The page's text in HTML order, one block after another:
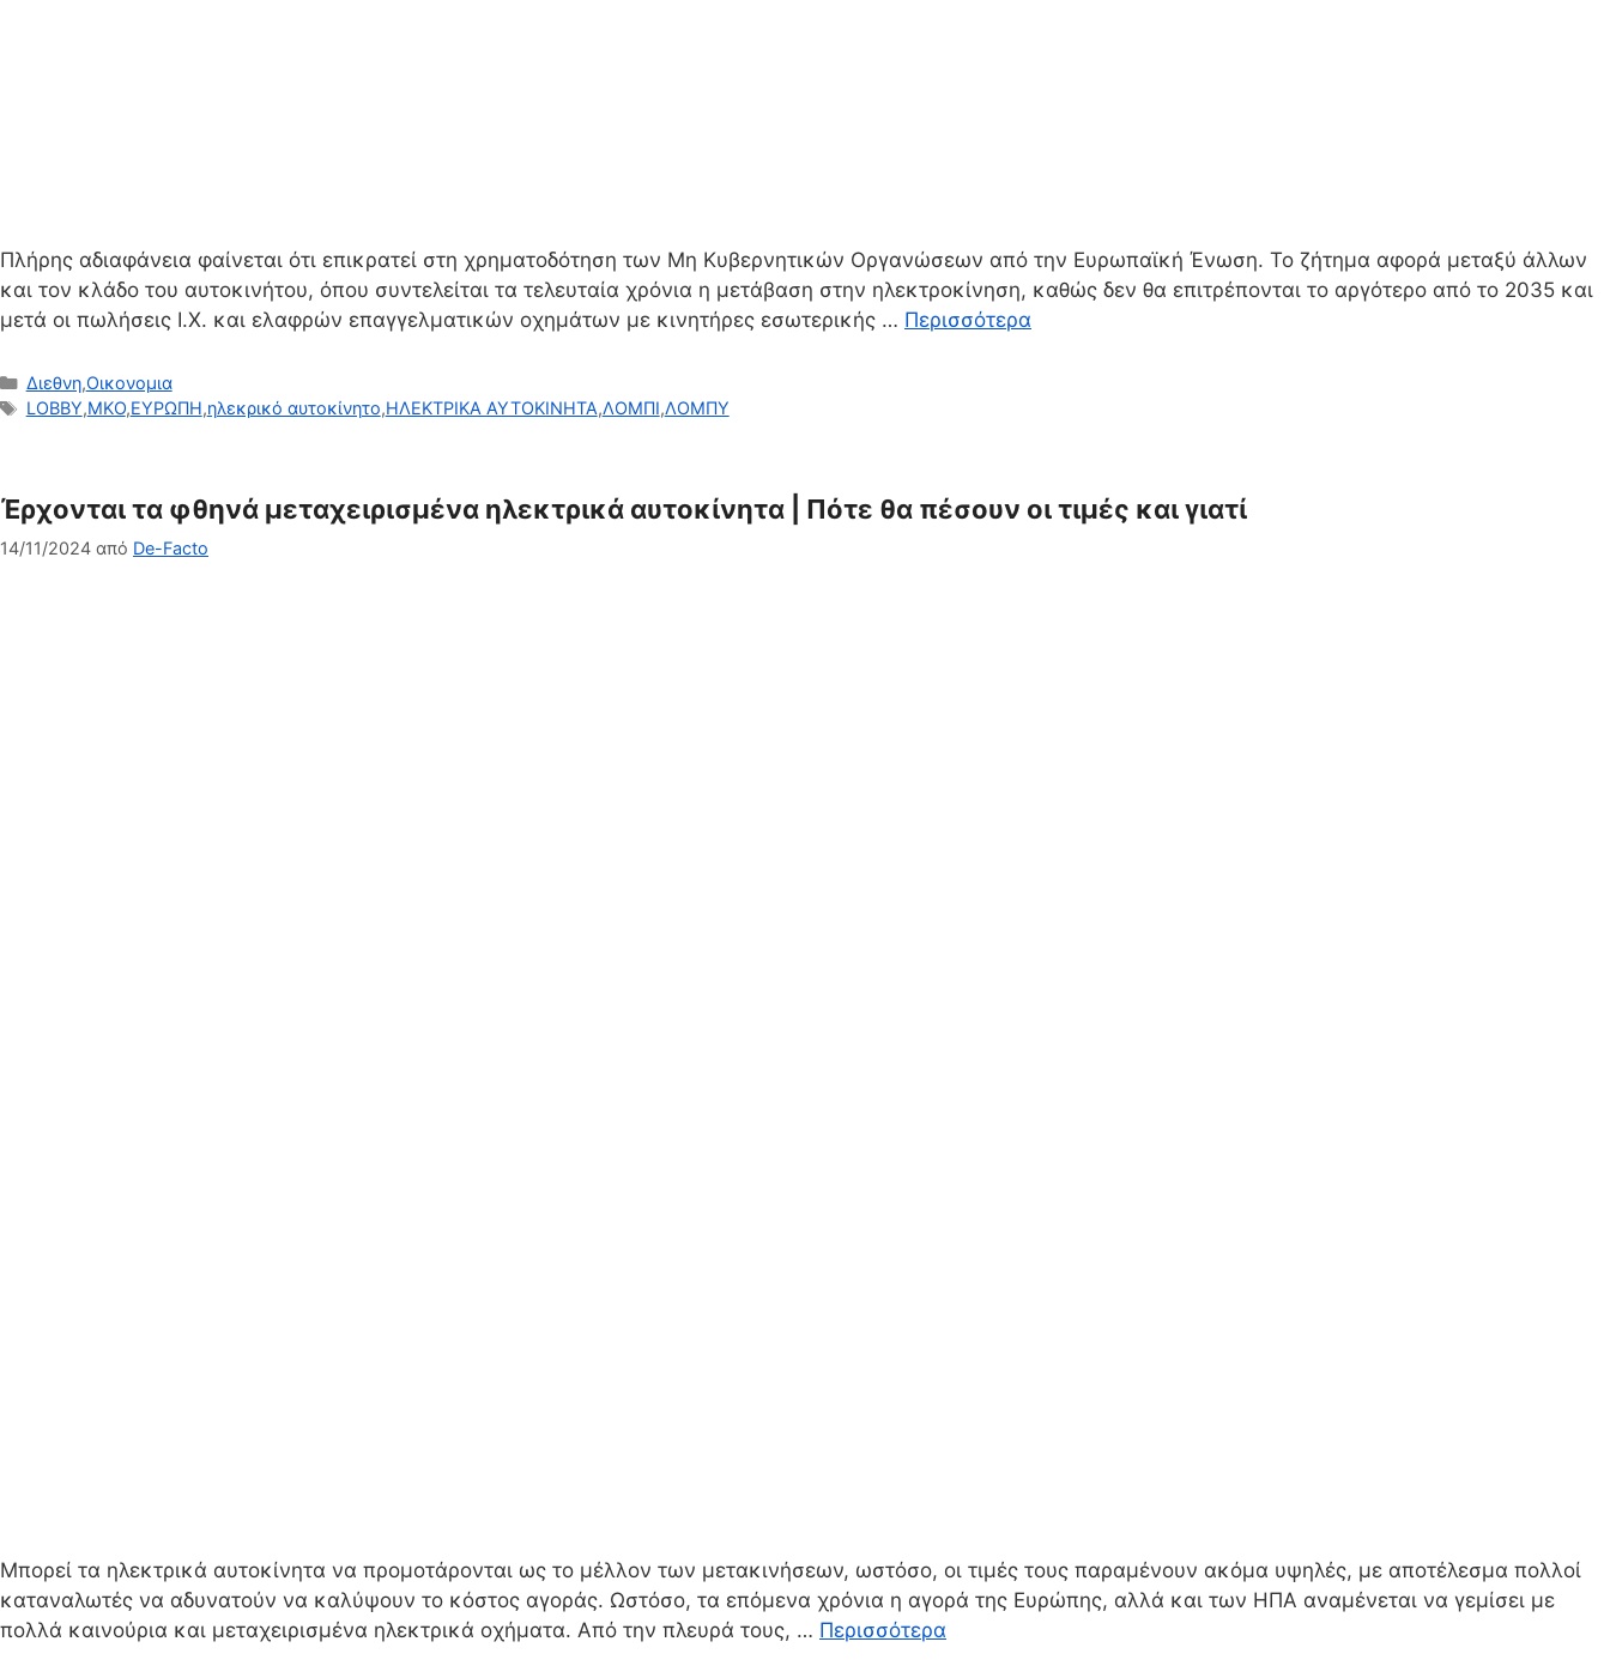
Πλήρης αδιαφάνεια φαίνεται ότι επικρατεί στη χρηματοδότηση των Μη Κυβερνητικών Οργανώσεων από την Ευρωπαϊκή Ένωση. Το ζήτημα αφορά μεταξύ άλλων
και τον κλάδο του αυτοκινήτου, όπου συντελείται τα τελευταία χρόνια η μετάβαση στην ηλεκτροκίνηση, καθώς δεν θα επιτρέπονται το αργότερο από το 2035 και
μετά οι πωλήσεις Ι.Χ. και ελαφρών επαγγελματικών οχημάτων με κινητήρες εσωτερικής … Περισσότερα
Κατηγορίες
Διεθνη,Οικονομια
Ετικέτες
LOBBY,MKO,ΕΥΡΩΠΗ,ηλεκρικό αυτοκίνητο,ΗΛΕΚΤΡΙΚΑ ΑΥΤΟΚΙΝΗΤΑ,ΛΟΜΠΙ,ΛΟΜΠΥ
Έρχονται τα φθηνά μεταχειρισμένα ηλεκτρικά αυτοκίνητα | Πότε θα πέσουν οι τιμές και γιατί
14/11/2024 από De-Facto
Μπορεί τα ηλεκτρικά αυτοκίνητα να προμοτάρονται ως το μέλλον των μετακινήσεων, ωστόσο, οι τιμές τους παραμένουν ακόμα υψηλές, με αποτέλεσμα πολλοί
καταναλωτές να αδυνατούν να καλύψουν το κόστος αγοράς. Ωστόσο, τα επόμενα χρόνια η αγορά της Ευρώπης, αλλά και των ΗΠΑ αναμένεται να γεμίσει με
πολλά καινούρια και μεταχειρισμένα ηλεκτρικά οχήματα. Από την πλευρά τους, … Περισσότερα